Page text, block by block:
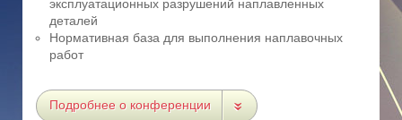
эксплуатационных разрушений наплавленных
деталей
Нормативная база для выполнения наплавочных
работ
Подробнее о конференции